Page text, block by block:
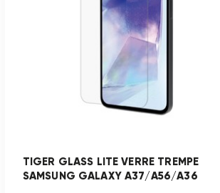
TIGER GLASS LITE VERRE TREMPE
SAMSUNG GALAXY A37/A56/A36